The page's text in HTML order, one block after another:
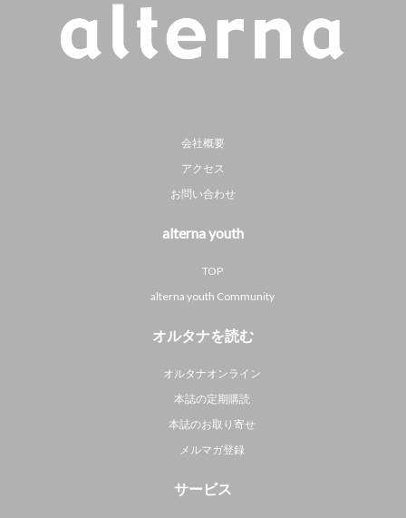
会社概要
アクセス
お問い合わせ
alterna youth
TOP
alterna youth Community
オルタナを読む
オルタナオンライン
本誌の定期購読
本誌のお取り寄せ
メルマガ登録
サービス